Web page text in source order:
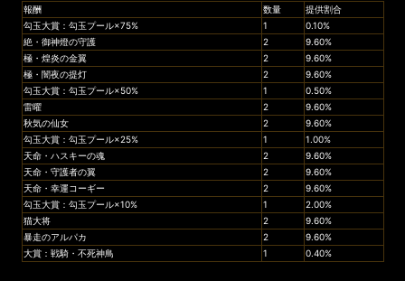
報酬 数量
提供割合
勾玉大賞：勾玉プール×75%
1
0.10%
絶・御神燈の守護
2
9.60%
極・煌炎の金翼
2
9.60%
極・闇夜の提灯
2
9.60%
勾玉大賞：勾玉プール×50%
1
0.50%
雷曜
2
9.60%
秋気の仙女
2
9.60%
勾玉大賞：勾玉プール×25%
1
1.00%
天命・ハスキーの魂
2
9.60%
天命・守護者の翼
2
9.60%
天命・幸運コーギー
2
9.60%
勾玉大賞：勾玉プール×10%
1
2.00%
猫大将
2
9.60%
暴走のアルパカ
2
9.60%
大賞：戦騎・不死神鳥
1 0.40%